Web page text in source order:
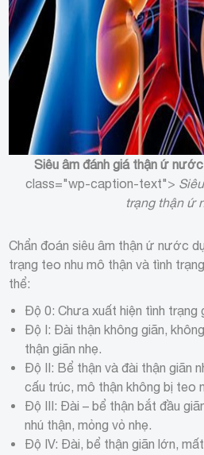
Siêu âm đánh giá thận ứ nước
class="wp-caption-text">
trạng thận ứ
Chẩn đoán siêu âm thận ứ nước
trạng teo nhu mô thận và tình
thể:
Độ 0: Chưa xuất hiện tình trạng
Độ I: Đài thận không giãn,
thận giãn nhẹ.
Độ II: Bể thận và đài thận giãn
cấu trúc, mô thận không bị teo
Độ III: Đài – bể thận bắt đầu
nhú thận, mỏng vỏ nhẹ.
Độ IV: Đài, bể thận giãn lớn,